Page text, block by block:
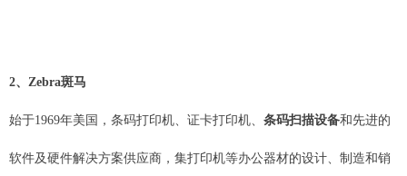
2、Zebra斑马
始于1969年美国，条码打印机、证卡打印机、 条码扫描设备和先进的
软件及硬件解决方案供应商，集打印机等办公器材的设计、制造和销